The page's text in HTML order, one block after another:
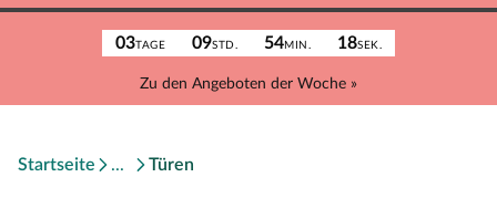
03TAGE 09STD. 54MIN. 18SEK.
Zu den Angeboten der Woche »
Startseite Türen